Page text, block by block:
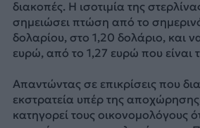
διακοπές. Η ισοτιμία της
σημειώσει πτώση από το
δολαρίου, στο 1,20 δολάριο, και
ευρώ, από το 1,27 ευρώ που είναι
Απαντώντας σε επικρίσεις που
εκστρατεία υπέρ της
κατηγορεί τους οικονομολόγους